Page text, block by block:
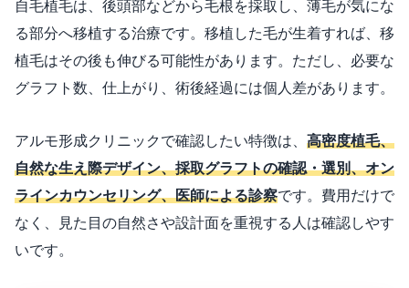
自毛植毛は、後頭部などから毛根を採取し、薄毛が気にな
る部分へ移植する治療です。移植した毛が生着すれば、移
植毛はその後も伸びる可能性があります。ただし、必要な
グラフト数、仕上がり、術後経過には個人差があります。
アルモ形成クリニックで確認したい特徴は、 高密度植毛、
自然な生え際デザイン、採取グラフトの確認・選別、オン
ラインカウンセリング、医師による診察です。費用だけで
なく、見た目の自然さや設計面を重視する人は確認しやす
いです。